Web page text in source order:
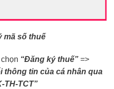
mã số thuế
“Đăng ký thuế” =>
thông tin của cá nhân qua
TH-TCT”